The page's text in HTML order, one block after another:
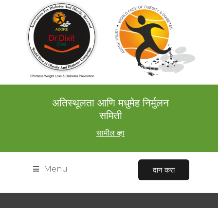
अतिस्थूलता आणि मधुमेह निर्मुलन
समिती
सामील व्हा
Menu दान करा